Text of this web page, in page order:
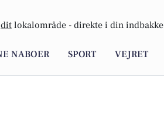
dit lokalområde - direkte i din indbakke
NABOER SPORT VEJRET